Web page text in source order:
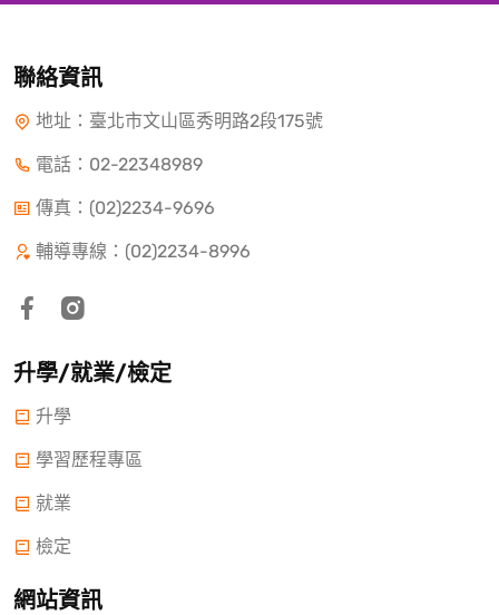
聯絡資訊
地址：臺北市文山區秀明路2段175號
電話： 02-22348989
傳真：(02)2234-9696
輔導專線：(02)2234-8996
升學/就業/檢定
升學
學習歷程專區
就業
檢定
網站資訊